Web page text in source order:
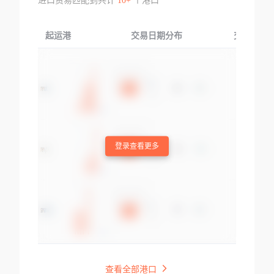
起运港 交易日期分布 交易产品
登录查看更多
查看全部港口